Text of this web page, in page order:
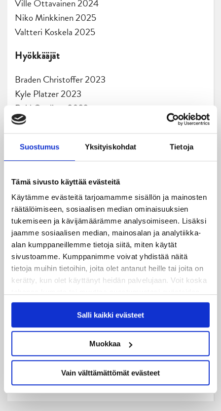
Suostumus Yksityiskohdat Tietoja
Tämä sivusto käyttää evästeitä
Käytämme evästeitä tarjoamamme sisällön ja mainosten
räätälöimiseen, sosiaalisen median ominaisuuksien
tukemiseen ja kävijämäärämme analysoimiseen. Lisäksi
jaamme sosiaalisen median, mainosalan ja analytiikka-
alan kumppaneillemme tietoja siitä, miten käytät
sivustoamme. Kumppanimme voivat yhdistää näitä
tietoja muihin tietoihin, joita olet antanut heille tai joita on
kerätty, kun olet käyttänyt heidän palvelujaan. Voit koska
käytöstäEvästeet-sivultamme.
Salli kaikki evästeet
Muokkaa
Vain välttämättömät evästeet
Ville Ottavainen 2024
Niko Minkkinen 2025
Valtteri Koskela 2025
Hyökkääjät
Braden Christoffer 2023
Kyle Platzer 2023
Reid Gardiner 2023
Anton Stråka 2023
Samuel Valkeejärvi 2023
Rasmus Heljanko 2024
Joakim Kemell 2024
Robert Rooba 2024
Samuel Salonen 2024
Patrik Siikanen 2024
Santeri Koskela 2025
Juuso Puustinen 2025
Severi Lahtinen 2025
Aaro Vidgren 2025
Mikko Petman 2025
Riku Tohila 2025
Jere Lassila 2025